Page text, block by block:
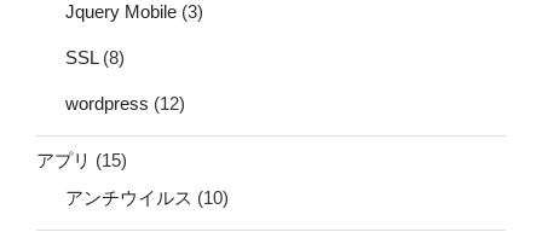
Jquery Mobile (3)
SSL(8)
wordpress (12)
アプリ (15)
アンチウイルス (10)